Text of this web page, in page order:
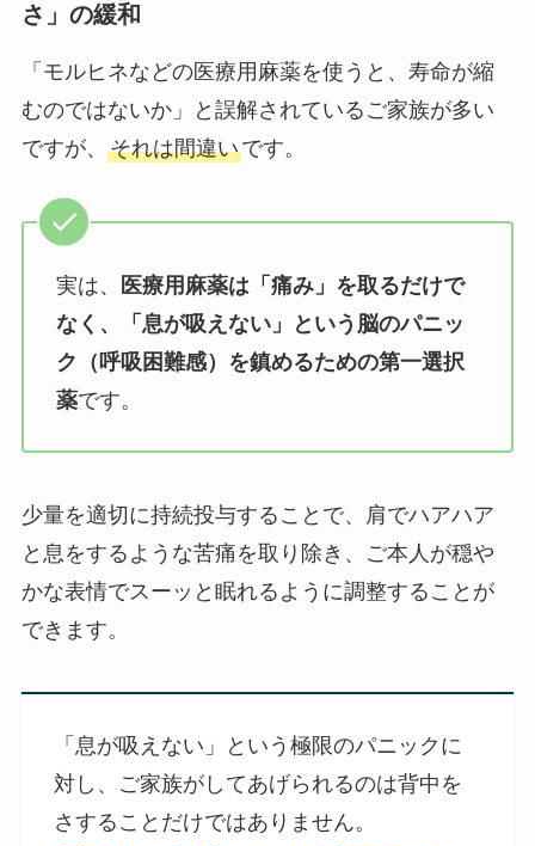
さ」の緩和
「モルヒネなどの医療用麻薬を使うと、寿命が縮
むのではないか」と誤解されているご家族が多い
ですが、 それは間違いです。
実は、
医療用麻薬は「痛み」を取るだけで
なく、「息が吸えない」という脳のパニッ
ク（呼吸困難感）を鎮めるための第一選択
薬です。
少量を適切に持続投与することで、肩でハアハア
と息をするような苦痛を取り除き、ご本人が穏や
かな表情でスーッと眠れるように調整することが
できます。
「息が吸えない」という極限のパニックに
対し、ご家族がしてあげられるのは背中を
さすることだけではありません。